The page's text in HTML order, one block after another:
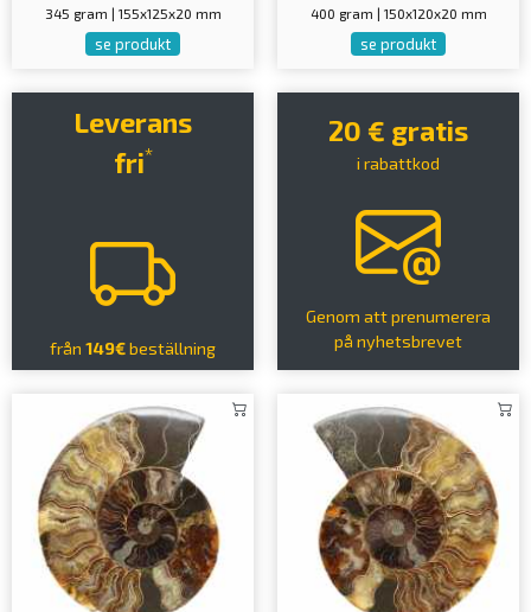
345 gram | 155x125x20 mm
se produkt
400 gram | 150x120x20 mm
se produkt
Leverans
fri*
från 149€beställning
20 € gratis
i rabattkod
Genom att prenumerera
på nyhetsbrevet